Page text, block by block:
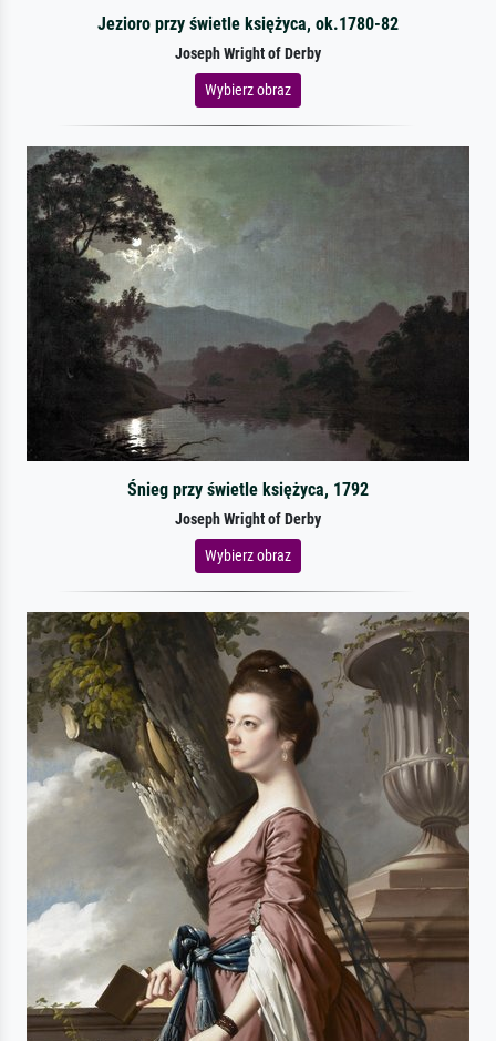
Jezioro przy świetle księżyca, ok.1780-82
Joseph Wright of Derby
Wybierz obraz
Śnieg przy świetle księżyca, 1792
Joseph Wright of Derby
Wybierz obraz